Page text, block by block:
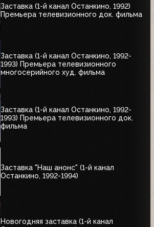
Заставка (1-й канал Останкино, 1992)
Премьера телевизионного док. фильма
Заставка (1-й канал Останкино, 1992-
1993) Премьера телевизионного
многосерийного худ. фильма
Заставка (1-й канал Останкино, 1992-
1993) Премьера телевизионного док.
фильма
Заставка "Наш анонс" (1-й канал
Останкино, 1992-1994)
Новогодняя заставка (1-й канал